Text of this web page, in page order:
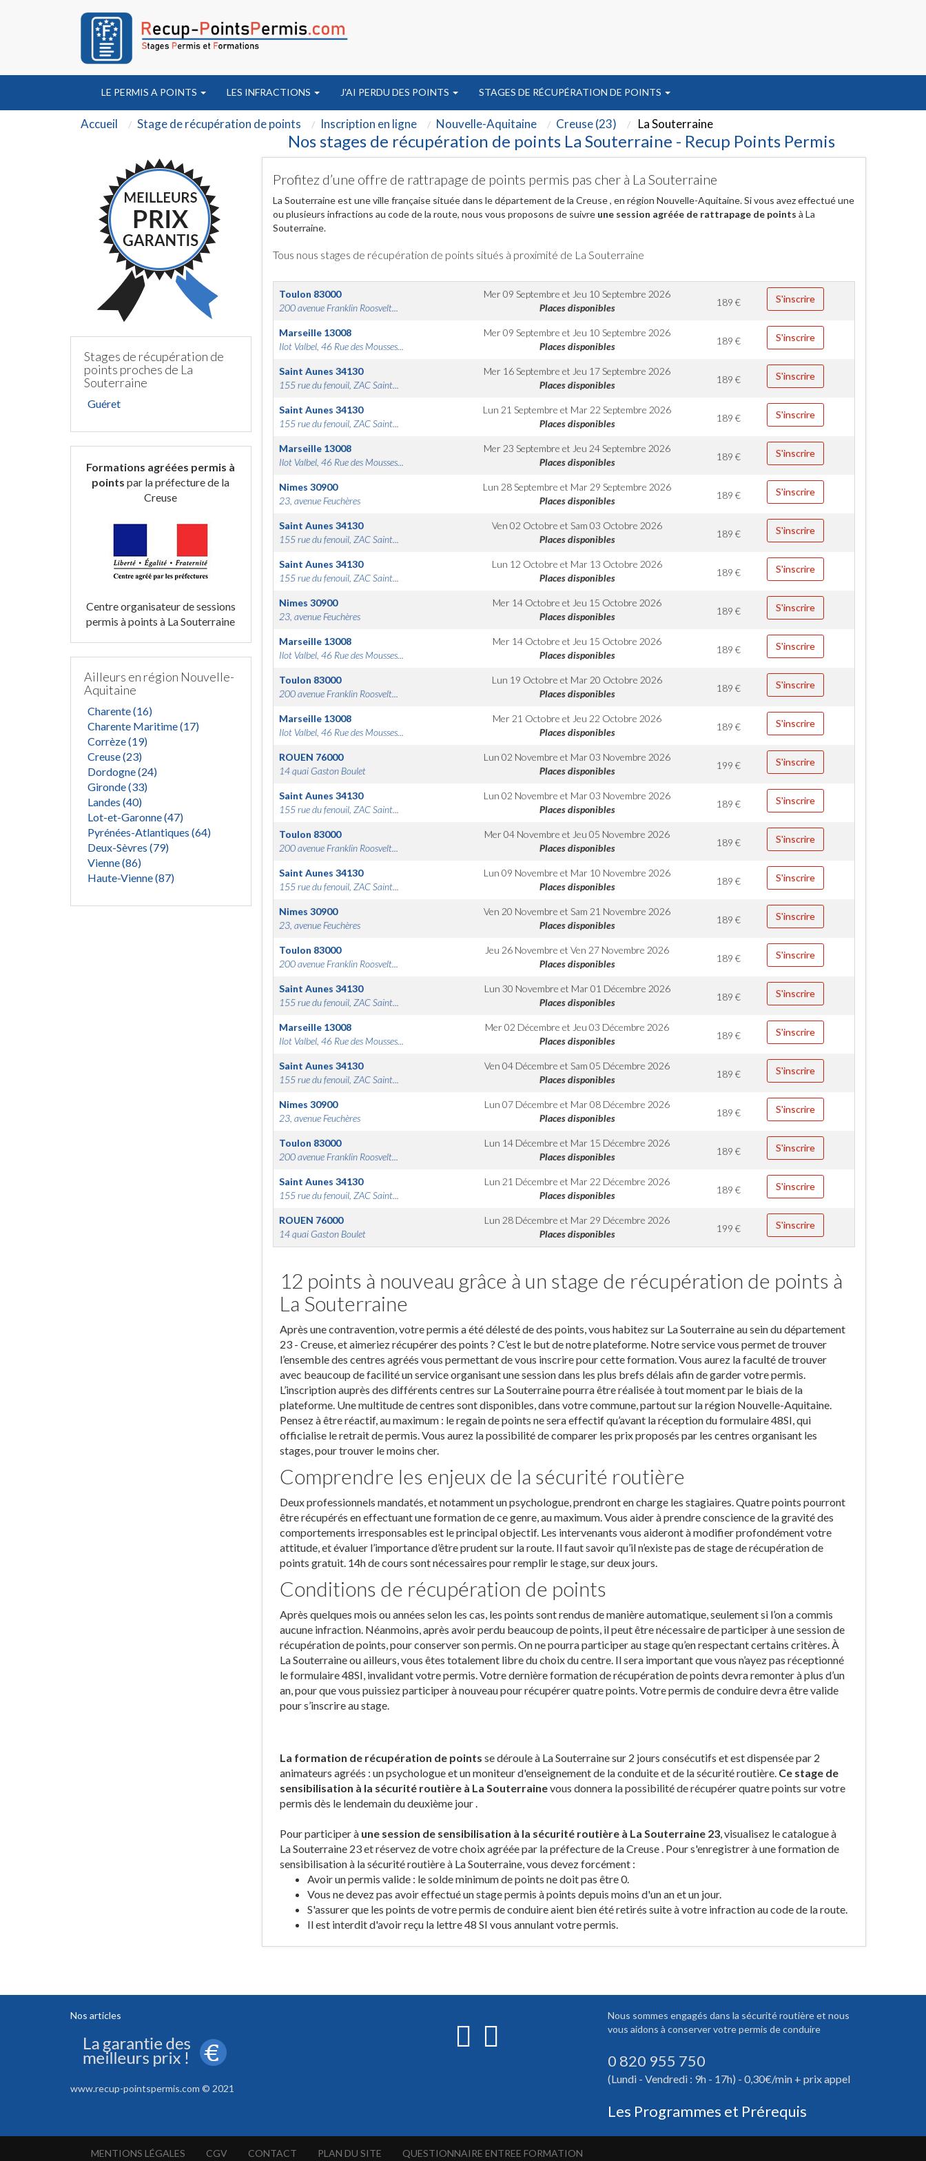
LE PERMIS A POINTS LES INFRACTIONS J'AI PERDU DES POINTS STAGES DE RÉCUPÉRATION DE POINTS
Accueil Stage de récupération de points Inscription en ligne Nouvelle-Aquitaine Creuse (23) La Souterraine
Nos stages de récupération de points La Souterraine - Recup Points Permis
Stages de récupération de
points proches de La
Souterraine
Guéret
Formations agréées permis à
points par la préfecture de la
Creuse
Centre organisateur de sessions
permis à points à La Souterraine
Ailleurs en région Nouvelle-
Aquitaine
Charente (16)
Charente Maritime (17)
Corrèze (19)
Creuse (23)
Dordogne (24)
Gironde (33)
Landes (40)
Lot-et-Garonne (47)
Pyrénées-Atlantiques (64)
Deux-Sèvres (79)
Vienne (86)
Haute-Vienne (87)
Profitez d’une offre de rattrapage de points permis pas cher à La Souterraine
La Souterraine est une ville française située dans le département de la Creuse , en région Nouvelle-Aquitaine. Si vous avez effectué une
ou plusieurs infractions au code de la route, nous vous proposons de suivre une session agréée de rattrapage de points à La
Souterraine.
Tous nous stages de récupération de points situés à proximité de La Souterraine
Toulon 83000
200 avenue Franklin Roosvelt...
Mer 09 Septembre et Jeu 10 Septembre 2026
Places disponibles
189€ S'inscrire
Marseille 13008
Ilot Valbel, 46 Rue des Mousses...
Mer 09 Septembre et Jeu 10 Septembre 2026
Places disponibles
189€ S'inscrire
Saint Aunes 34130
155 rue du fenouil, ZAC Saint...
Mer 16 Septembre et Jeu 17 Septembre 2026
Places disponibles
189€ S'inscrire
Saint Aunes 34130
155 rue du fenouil, ZAC Saint...
Lun 21 Septembre et Mar 22 Septembre 2026
Places disponibles
189€ S'inscrire
Marseille 13008
Ilot Valbel, 46 Rue des Mousses...
Mer 23 Septembre et Jeu 24 Septembre 2026
Places disponibles
189€ S'inscrire
Nimes 30900
23, avenue Feuchères
Lun 28 Septembre et Mar 29 Septembre 2026
Places disponibles
189€ S'inscrire
Saint Aunes 34130
155 rue du fenouil, ZAC Saint...
Ven 02 Octobre etSam 03 Octobre 2026
Places disponibles
189€ S'inscrire
Saint Aunes 34130
155 rue du fenouil, ZAC Saint...
Lun 12 Octobre et Mar 13 Octobre 2026
Places disponibles
189€ S'inscrire
Nimes 30900
23, avenue Feuchères
Mer 14 Octobre et Jeu 15 Octobre 2026
Places disponibles
189€ S'inscrire
Marseille 13008
Ilot Valbel, 46 Rue des Mousses...
Mer 14 Octobre et Jeu 15 Octobre 2026
Places disponibles
189€ S'inscrire
Toulon 83000
200 avenue Franklin Roosvelt...
Lun 19 Octobre et Mar 20 Octobre 2026
Places disponibles
189€ S'inscrire
Marseille 13008
Ilot Valbel, 46 Rue des Mousses...
Mer 21 Octobre et Jeu 22 Octobre 2026
Places disponibles
189€ S'inscrire
ROUEN 76000
14 quai Gaston Boulet
Lun 02 Novembre et Mar 03 Novembre 2026
Places disponibles
199€ S'inscrire
Saint Aunes 34130
155 rue du fenouil, ZAC Saint...
Lun 02 Novembre et Mar 03 Novembre 2026
Places disponibles
189€ S'inscrire
Toulon 83000
200 avenue Franklin Roosvelt...
Mer 04 Novembre et Jeu 05 Novembre 2026
Places disponibles
189€ S'inscrire
Saint Aunes 34130
155 rue du fenouil, ZAC Saint...
Lun 09 Novembre et Mar 10 Novembre 2026
Places disponibles
189€ S'inscrire
Nimes 30900
23, avenue Feuchères
Ven 20 Novembre etSam 21 Novembre 2026
Places disponibles
189€ S'inscrire
Toulon 83000
200 avenue Franklin Roosvelt...
Jeu 26 Novembre etVen 27 Novembre 2026
Places disponibles
189€ S'inscrire
Saint Aunes 34130
155 rue du fenouil, ZAC Saint...
Lun 30 Novembre et Mar 01 Décembre 2026
Places disponibles
189€ S'inscrire
Marseille 13008
Ilot Valbel, 46 Rue des Mousses...
Mer 02 Décembre et Jeu 03 Décembre 2026
Places disponibles
189€ S'inscrire
Saint Aunes 34130
155 rue du fenouil, ZAC Saint...
Ven 04 Décembre etSam 05 Décembre 2026
Places disponibles
189€ S'inscrire
Nimes 30900
23, avenue Feuchères
Lun 07 Décembre et Mar 08 Décembre 2026
Places disponibles
189€ S'inscrire
Toulon 83000
200 avenue Franklin Roosvelt...
Lun 14 Décembre et Mar 15 Décembre 2026
Places disponibles
189€ S'inscrire
Saint Aunes 34130
155 rue du fenouil, ZAC Saint...
Lun 21 Décembre et Mar 22 Décembre 2026
Places disponibles
189€ S'inscrire
ROUEN 76000
14 quai Gaston Boulet
Lun 28 Décembre et Mar 29 Décembre 2026
Places disponibles
199€ S'inscrire
12 points à nouveau grâce à un stage de récupération de points à
La Souterraine
Après une contravention, votre permis a été délesté de des points, vous habitez sur La Souterraine au sein du département
23 - Creuse, et aimeriez récupérer des points ? C’est le but de notre plateforme. Notre service vous permet de trouver
l’ensemble des centres agréés vous permettant de vous inscrire pour cette formation. Vous aurez la faculté de trouver
avec beaucoup de facilité un service organisant une session dans les plus brefs délais afin de garder votre permis.
L’inscription auprès des différents centres sur La Souterraine pourra être réalisée à tout moment par le biais de la
plateforme. Une multitude de centres sont disponibles, dans votre commune, partout sur la région Nouvelle-Aquitaine.
Pensez à être réactif, au maximum : le regain de points ne sera effectif qu’avant la réception du formulaire 48SI, qui
officialise le retrait de permis. Vous aurez la possibilité de comparer les prix proposés par les centres organisant les
stages, pour trouver le moins cher.
Comprendre les enjeux de la sécurité routière
Deux professionnels mandatés, et notamment un psychologue, prendront en charge les stagiaires. Quatre points pourront
être récupérés en effectuant une formation de ce genre, au maximum. Vous aider à prendre conscience de la gravité des
comportements irresponsables est le principal objectif. Les intervenants vous aideront à modifier profondément votre
attitude, et évaluer l’importance d’être prudent sur la route. Il faut savoir qu’il n’existe pas de stage de récupération de
points gratuit. 14h de cours sont nécessaires pour remplir le stage, sur deux jours.
Conditions de récupération de points
Après quelques mois ou années selon les cas, les points sont rendus de manière automatique, seulement si l’on a commis
aucune infraction. Néanmoins, après avoir perdu beaucoup de points, il peut être nécessaire de participer à une session de
récupération de points, pour conserver son permis. On ne pourra participer au stage qu’en respectant certains critères. À
La Souterraine ou ailleurs, vous êtes totalement libre du choix du centre. Il sera important que vous n’ayez pas réceptionné
le formulaire 48SI, invalidant votre permis. Votre dernière formation de récupération de points devra remonter à plus d’un
an, pour que vous puissiez participer à nouveau pour récupérer quatre points. Votre permis de conduire devra être valide
pour s’inscrire au stage.
La formation de récupération de points se déroule à La Souterraine sur 2 jours consécutifs et est dispensée par 2
animateurs agréés : un psychologue et un moniteur d'enseignement de la conduite et de la sécurité routière. Ce stage de
sensibilisation à la sécurité routière à La Souterrainevous donnera la possibilité de récupérer quatre points sur votre
permis dès le lendemain du deuxième jour .
Pour participer à une session de sensibilisation à la sécurité routière à La Souterraine 23, visualisez le catalogue à
La Souterraine 23 et réservez de votre choix agréée par la préfecture de la Creuse . Pour s'enregistrer à une formation de
sensibilisation à la sécurité routière à La Souterraine, vous devez forcément :
Avoir un permis valide : le solde minimum de points ne doit pas être 0.
Vous ne devez pas avoir effectué un stage permis à points depuis moins d'un an et un jour.
S'assurer que les points de votre permis de conduire aient bien été retirés suite à votre infraction au code de la route.
Il est interdit d'avoir reçu la lettre 48 SI vous annulant votre permis.
Nos articles
www.recup-pointspermis.com © 2021
Nous sommes engagés dans la sécurité routière et nous
vous aidons à conserver votre permis de conduire
0 820 955 750
(Lundi - Vendredi : 9h - 17h) - 0,30€/min + prix appel
Les Programmes et Prérequis
MENTIONS LÉGALES CGV CONTACT PLAN DU SITE QUESTIONNAIRE ENTREE FORMATION